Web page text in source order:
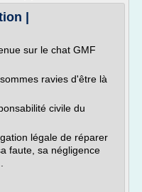
|
sur le chat GMF
ravies d'être là
civile du
légale de réparer
faute, sa négligence